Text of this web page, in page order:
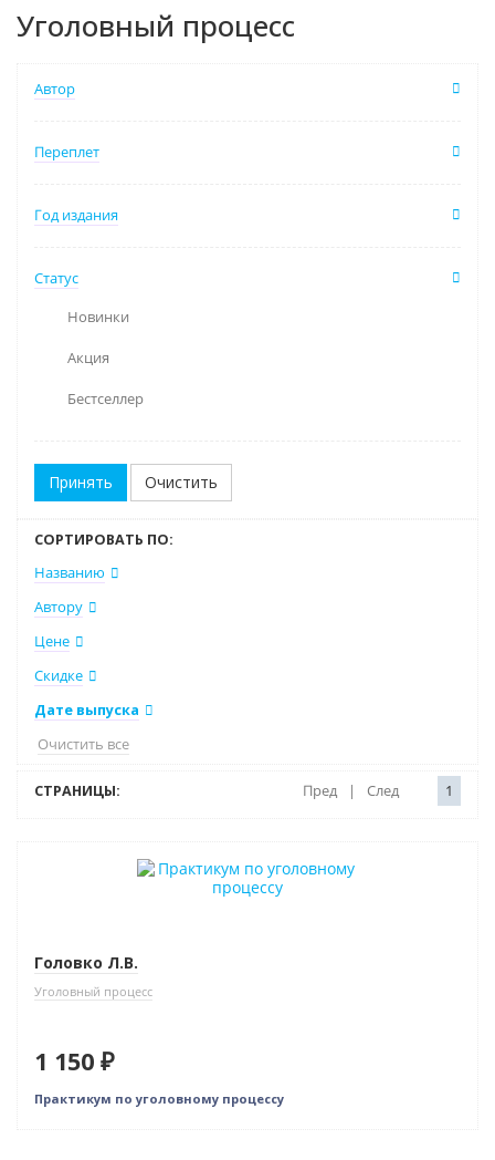
Уголовный процесс
Автор
Переплет
Год издания
Статус
Новинки
Акция
Бестселлер
Очистить
СОРТИРОВАТЬ ПО:
Названию
Автору
Цене
Скидке
Дате выпуска
Очистить все
СТРАНИЦЫ: Пред | След 1
Головко Л.В.
Уголовный процесс
1 150 ₽
Практикум по уголовному процессу